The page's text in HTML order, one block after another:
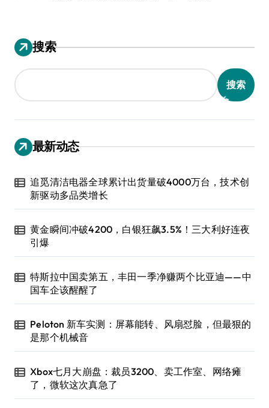
搜索
搜索
最新动态
追觅清洁电器全球累计出货量破4000万台，技术创
新驱动多品类增长
黄金瞬间冲破4200，白银狂飙3.5%！三大利好连夜
引爆
特斯拉中国卖第五，丰田一季净赚两个比亚迪——中
国车企该醒醒了
Peloton 新车实测：屏幕能转、风扇怼脸，但最狠的
是那个机械音
Xbox七月大崩盘：裁员3200、卖工作室、网络瘫
了，微软这次真急了